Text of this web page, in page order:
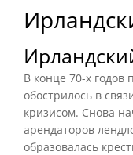
В конце 70-х
обострилось в
кризисом. Снова
арендаторов
образовалась